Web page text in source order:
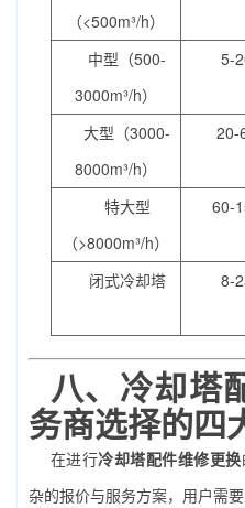
（<500m³/h）
中型（500-
3000m³/h）
5-
大型（3000-
8000m³/h）
20-
特大型
（>8000m³/h）
60-
闭式冷却塔
8-
八、 冷却塔
务商选择的四
在进行冷却塔配件维修更换
杂的报价与服务方案，用户需